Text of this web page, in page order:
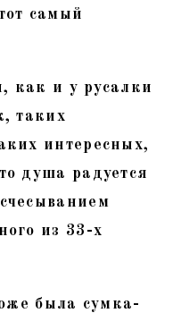
самый
как и у русалки
таких
интересных,
душа радуется
из 33-х
была сумка-